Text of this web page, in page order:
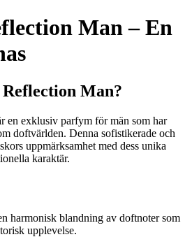
Man – En
Man?
en exklusiv parfym för män som har
doftvärlden. Denna sofistikerade och
uppmärksamhet med dess unika
karaktär.
harmonisk blandning av doftnoter som
upplevelse.